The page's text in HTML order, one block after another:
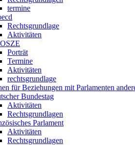
termine
Rechtsgrundlage
Aktivitäten
Porträt
Termine
Aktivitäten
rechtsgrundlage
für Beziehungen mit Parlamenten
Bundestag
Aktivitäten
Rechtsgrundlagen
Parlament
Aktivitäten
Rechtsgrundlagen